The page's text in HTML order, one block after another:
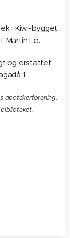
i Kiwi-bygget,
Martin Le.
og erstattet
1.
apotekerforening,